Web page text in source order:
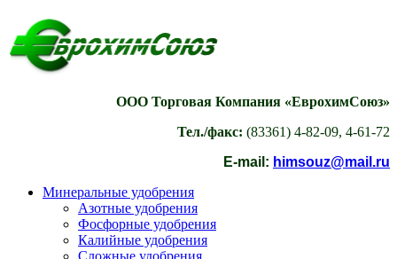
ООО Торговая Компания «ЕврохимСоюз»
Тел./факс: (83361) 4-82-09, 4-61-72
E-mail: himsouz@mail.ru
Минеральные удобрения
Азотные удобрения
Фосфорные удобрения
Калийные удобрения
Сложные удобрения